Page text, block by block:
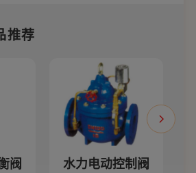
推荐
阀 水力电动控制阀